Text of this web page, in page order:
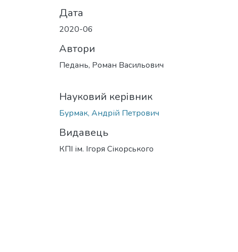
Дата
2020-06
Автори
Педань, Роман Васильович
Науковий керівник
Бурмак, Андрій Петрович
Видавець
КПІ ім. Ігоря Сікорського